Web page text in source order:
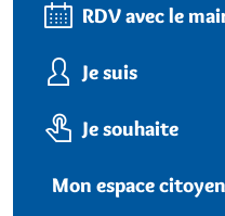
RDV avec le
Je suis
Je souhaite
Mon espace citoyen